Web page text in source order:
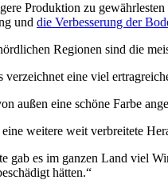
Pro­duk­tion zu
und die Verbesserung der
Regionen sind die
verzeichnet eine viel
außen eine schöne Farbe
weitere weit verbreitete
gab es im ganzen Land viel
hätten.“